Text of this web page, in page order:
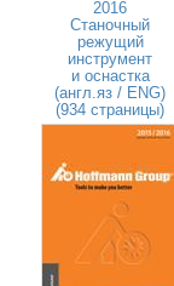
2016
Станочный
режущий
инструмент
и оснастка
(англ.яз / ENG)
(934 страницы)